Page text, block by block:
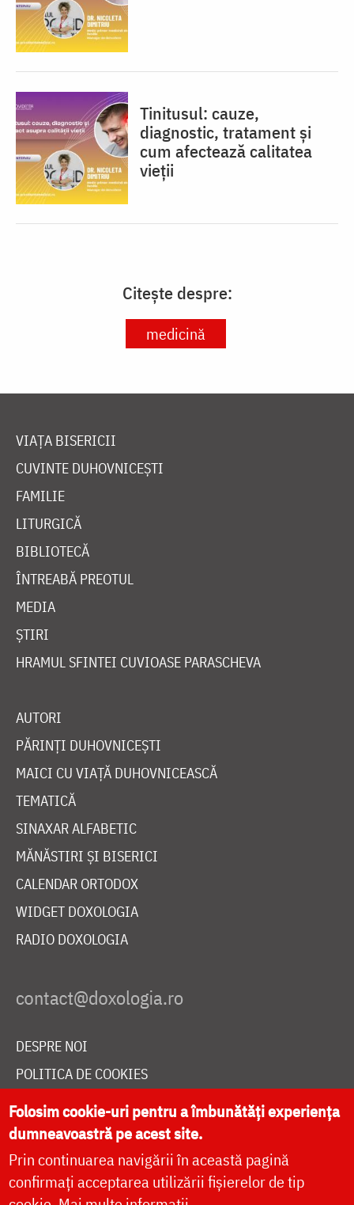
Tinitusul: cauze,
diagnostic, tratament și
cum afectează calitatea
vieții
Citește despre:
medicină
VIAȚA BISERICII
CUVINTE DUHOVNICEȘTI
FAMILIE
LITURGICĂ
BIBLIOTECĂ
ÎNTREABĂ PREOTUL
MEDIA
ȘTIRI
HRAMUL SFINTEI CUVIOASE PARASCHEVA
AUTORI
PĂRINȚI DUHOVNICEȘTI
MAICI CU VIAȚĂ DUHOVNICEASCĂ
TEMATICĂ
SINAXAR ALFABETIC
MĂNĂSTIRI ȘI BISERICI
CALENDAR ORTODOX
WIDGET DOXOLOGIA
RADIO DOXOLOGIA
DESPRE NOI
POLITICA DE COOKIES
DONEAZĂ ONLINE PENTRU CATEDRALA NAȚIONALĂ
LIVE
Folosim cookie-uri pentru a îmbunătăți experiența
dumneavoastră pe acest site.
Prin continuarea navigării în această pagină
confirmați acceptarea utilizării fișierelor de tip